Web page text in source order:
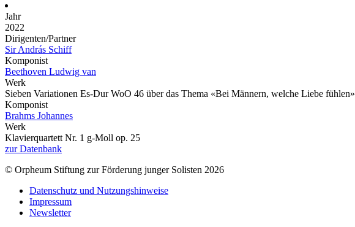
Jahr
2022
Dirigenten/Partner
Sir András Schiff
Komponist
Beethoven Ludwig van
Werk
Sieben Variationen Es-Dur WoO 46 über das Thema «Bei Männern, welche Liebe fühlen»
Komponist
Brahms Johannes
Werk
Klavierquartett Nr. 1 g-Moll op. 25
zur Datenbank
© Orpheum Stiftung zur Förderung junger Solisten 2026
Datenschutz und Nutzungshinweise
Impressum
Newsletter